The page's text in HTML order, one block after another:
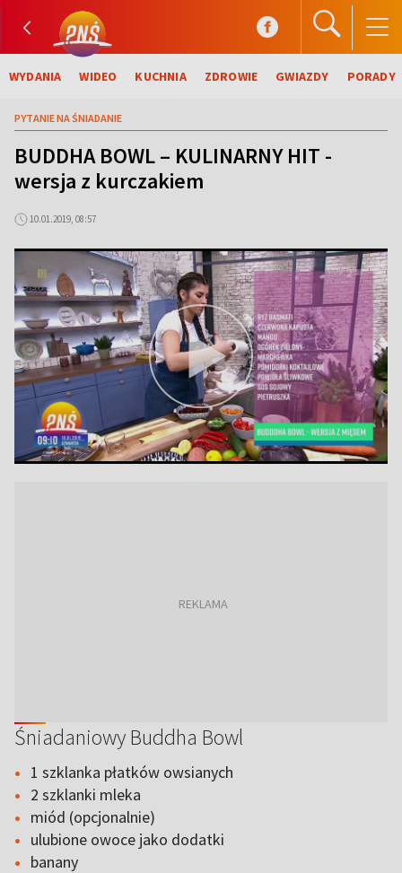
WYDANIA WIDEO KUCHNIA ZDROWIE GWIAZDY PORADY
PYTANIE NA ŚNIADANIE
BUDDHA BOWL – KULINARNY HIT -
wersja z kurczakiem
10.01.2019, 08:57
Śniadaniowy Buddha Bowl
1 szklanka płatków owsianych
2 szklanki mleka
miód (opcjonalnie)
ulubione owoce jako dodatki
banany